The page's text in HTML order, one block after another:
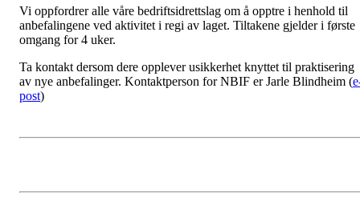
Vi oppfordrer alle våre bedriftsidrettslag om å opptre i henhold til
anbefalingene ved aktivitet i regi av laget. Tiltakene gjelder i første
omgang for 4 uker.
Ta kontakt dersom dere opplever usikkerhet knyttet til praktisering
av nye anbefalinger. Kontaktperson for NBIF er Jarle Blindheim (
post)